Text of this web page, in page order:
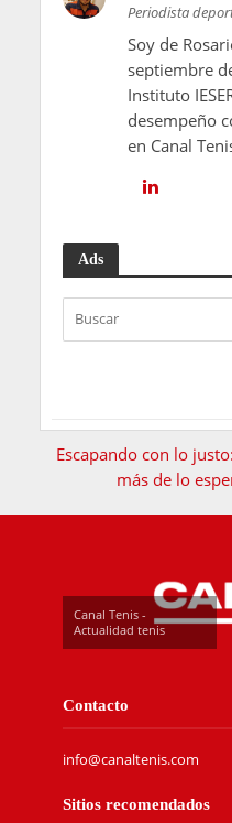
Periodista
Soy de
septiembre
Instituto
desempeño
en Canal
Ads
Escapando con lo
más de lo
Canal Tenis -
Actualidad tenis
Contacto
info@canaltenis.com
Sitios recomendados